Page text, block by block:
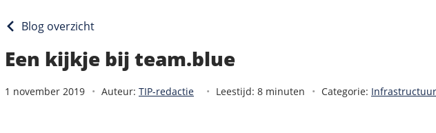
Blog overzicht
Een kijkje bij team.blue
1 november 2019 Auteur: TIP-redactie Leestijd: 8 minuten Categorie: Infrastructuur